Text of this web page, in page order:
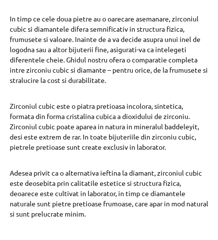
In timp ce cele doua pietre au o oarecare asemanare, zirconiul
cubic si diamantele difera semnificativ in structura fizica,
frumusete si valoare. Inainte de a va decide asupra unui inel de
logodna sau a altor bijuterii fine, asigurati-va ca intelegeti
diferentele cheie. Ghidul nostru ofera o comparatie completa
intre zirconiu cubic si diamante – pentru orice, de la frumusete si
stralucire la cost si durabilitate.
Zirconiul cubic este o piatra pretioasa incolora, sintetica,
formata din forma cristalina cubica a dioxidului de zirconiu.
Zirconiul cubic poate aparea in natura in mineralul baddeleyit,
desi este extrem de rar. In toate bijuteriile din zirconiu cubic,
pietrele pretioase sunt create exclusiv in laborator.
Adesea privit ca o alternativa ieftina la diamant, zirconiul cubic
este deosebita prin calitatile estetice si structura fizica,
deoarece este cultivat in laborator, in timp ce diamantele
naturale sunt pietre pretioase frumoase, care apar in mod natural
si sunt prelucrate minim.